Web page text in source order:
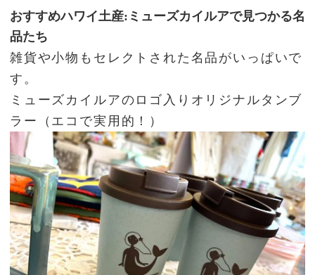
おすすめハワイ土産:ミューズカイルアで見つかる名
品たち
雑貨や小物もセレクトされた名品がいっぱいで
す。
ミューズカイルアのロゴ入りオリジナルタンブ
ラー（エコで実用的！）